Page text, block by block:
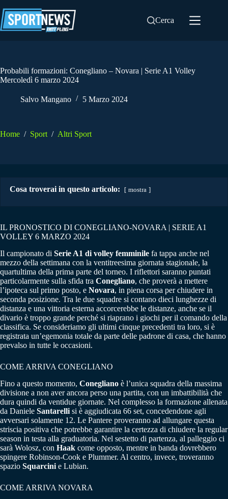
al
contenuto
Cerca
Probabili formazioni: Conegliano – Novara | Serie A1 Volley
Mercoledì 6 marzo 2024
Salvo Mangano 5 Marzo 2024
Home / Sport / Altri Sport
Cosa troverai in questo articolo: mostra
IL PRONOSTICO DI CONEGLIANO-NOVARA | SERIE A1
VOLLEY 6 MARZO 2024
Il campionato di Serie A1 di volley femminile fa tappa anche nel
mezzo della settimana con la ventitreesima giornata stagionale, la
quartultima della prima parte del torneo. I riflettori saranno puntati
particolarmente sulla sfida tra Conegliano, che proverà a mettere
l’ipoteca sul primo posto, e Novara, in piena corsa per chiudere in
seconda posizione. Tra le due squadre si contano dieci lunghezze di
distanza e una vittoria esterna accorcerebbe le distanze, anche se il
divario è troppo grande perché si riaprano i giochi per il comando della
classifica. Se consideriamo gli ultimi cinque precedenti tra loro, si è
registrata un’egemonia totale da parte delle padrone di casa, che hanno
prevalso in tutte le occasioni.
COME ARRIVA CONEGLIANO
Fino a questo momento, Conegliano è l’unica squadra della massima
divisione a non aver ancora perso una partita, con un imbattibilità che
dura quindi da ventidue giornate. Nel complesso la formazione allenata
da Daniele Santarelli si è aggiudicata 66 set, concedendone agli
avversari solamente 12. Le Pantere proveranno ad allungare questa
striscia positiva che potrebbe garantire la certezza di chiudere la regular
season in testa alla graduatoria. Nel sestetto di partenza, al palleggio ci
sarà Wolosz, con Haak come opposto, mentre in banda dovrebbero
spingere Robinson-Cook e Plummer. Al centro, invece, troveranno
spazio Squarcini e Lubian.
COME ARRIVA NOVARA